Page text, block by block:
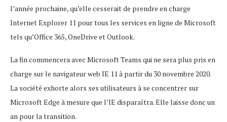
l’année prochaine, qu’elle cesserait de prendre en charge
Internet Explorer 11 pour tous les services en ligne de Microsoft
tels qu’Office 365, OneDrive et Outlook.
La fin commencera avec Microsoft Teams qui ne sera plus pris en
charge sur le navigateur web IE 11 à partir du 30 novembre 2020.
La société exhorte alors ses utilisateurs à se concentrer sur
Microsoft Edge à mesure que l’IE disparaîtra. Elle laisse donc un
an pour la transition.